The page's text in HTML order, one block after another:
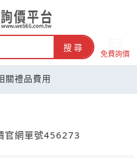
搜尋
免費詢價
關禮品費用
官網單號456273